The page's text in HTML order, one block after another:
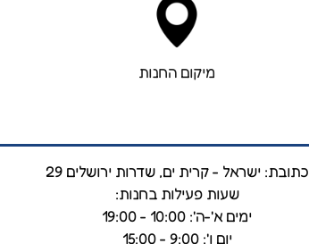
מיקום החנות
כתובת: ישראל - קרית ים, שדרות ירושלים 29
שעות פעילות בחנות:
ימים א'-ה': 10:00 - 19:00
יום ו': 9:00 - 15:00